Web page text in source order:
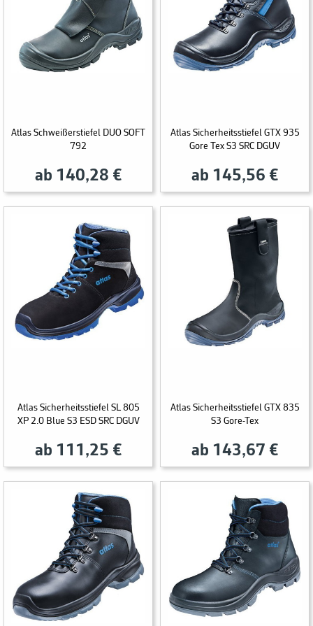
Atlas Schweißerstiefel DUO SOFT
792
ab 140,28 €
Atlas Sicherheitsstiefel GTX 935
Gore Tex S3 SRC DGUV
ab 145,56 €
Atlas Sicherheitsstiefel SL 805
XP 2.0 Blue S3 ESD SRC DGUV
ab 111,25 €
Atlas Sicherheitsstiefel GTX 835
S3 Gore-Tex
ab 143,67 €